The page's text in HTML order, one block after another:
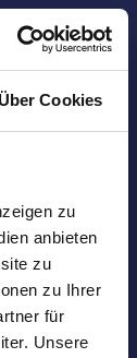
Über Cookies
zu
anbieten
zu
zu Ihrer
für
Unsere